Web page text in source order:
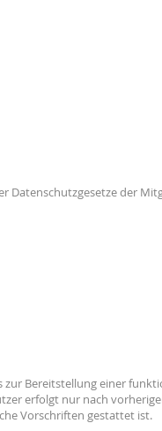
der
Bereitstellung einer
erfolgt nur nach
Vorschriften gestattet ist.